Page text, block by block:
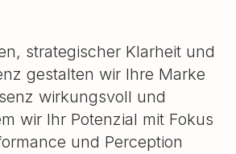
strategischer Klarheit und
gestalten wir Ihre Marke
wirkungsvoll und
wir Ihr Potenzial mit Fokus
und Perception